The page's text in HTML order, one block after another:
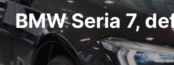
BMW Seria 7,